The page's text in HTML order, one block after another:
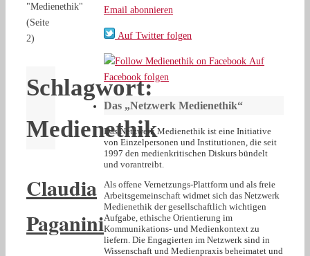
"Medienethik"
(Seite
2)
Schlagwort:
Medienethik
Claudia
Paganini
Email abonnieren
Auf Twitter folgen
Auf
Facebook folgen
Das „Netzwerk Medienethik“
Das Netzwerk Medienethik ist eine Initiative
von Einzelpersonen und Institutionen, die seit
1997 den medienkritischen Diskurs bündelt
und vorantreibt.
Als offene Vernetzungs-Plattform und als freie
Arbeitsgemeinschaft widmet sich das Netzwerk
Medienethik der gesellschaftlich wichtigen
Aufgabe, ethische Orientierung im
Kommunikations- und Medienkontext zu
liefern. Die Engagierten im Netzwerk sind in
Wissenschaft und Medienpraxis beheimatet und